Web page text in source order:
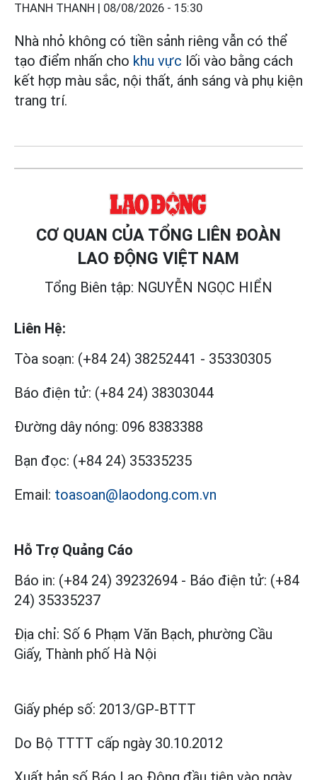
THANH THANH | 08/08/2026 - 15:30
Nhà nhỏ không có tiền sảnh riêng vẫn có thể
tạo điểm nhấn cho khu vực lối vào bằng cách
kết hợp màu sắc, nội thất, ánh sáng và phụ kiện
trang trí.
CƠ QUAN CỦA TỔNG LIÊN ĐOÀN
LAO ĐỘNG VIỆT NAM
Tổng Biên tập: NGUYỄN NGỌC HIỂN
Liên Hệ:
Tòa soạn: (+84 24) 38252441 - 35330305
Báo điện tử: (+84 24) 38303044
Đường dây nóng: 096 8383388
Bạn đọc: (+84 24) 35335235
Email: toasoan@laodong.com.vn
Hỗ Trợ Quảng Cáo
Báo in: (+84 24) 39232694 - Báo điện tử: (+84
24) 35335237
Địa chỉ: Số 6 Phạm Văn Bạch, phường Cầu
Giấy, Thành phố Hà Nội
Giấy phép số: 2013/GP-BTTT
Do Bộ TTTT cấp ngày 30.10.2012